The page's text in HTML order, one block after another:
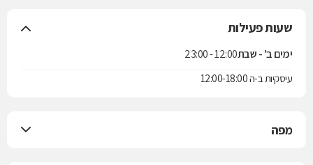
שעות פעילות
ימים ב' - שבת12:00 - 23:00
עיסקיות ב-ה 12:00-18:00
מפה